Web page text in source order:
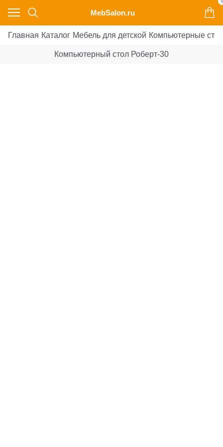
MebSalon.ru
0
Главная Каталог Мебель для детской Компьютерные
Компьютерный стол Роберт-30